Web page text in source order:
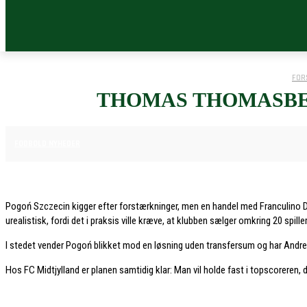
THOMAS
Pogoń Szczecin kigger efter forstærkninger, men en handel med
urealistisk, fordi det i praksis ville kræve, at klubben sælger omkring 20
I stedet vender Pogoń blikket mod en løsning uden transfersum og har
Hos FC Midtjylland er planen samtidig klar: Man vil holde fast i